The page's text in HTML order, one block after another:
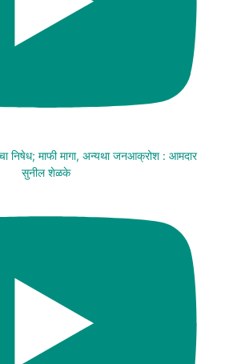
निषेध; माफी मागा, अन्यथा जनआक्रोश : आमदार
सुनील शेळके